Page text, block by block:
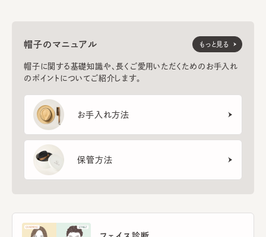
帽子のマニュアル
帽子に関する基礎知識や、長くご愛用いただくためのお手入れ
のポイントについてご紹介します。
お手入れ方法
保管方法
もっと見る